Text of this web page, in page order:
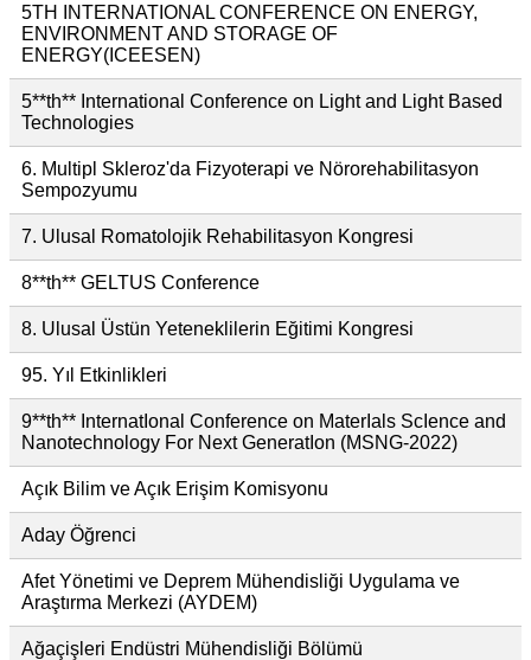
5TH INTERNATIONAL CONFERENCE ON ENERGY,
ENVIRONMENT AND STORAGE OF
ENERGY(ICEESEN)
5**th** International Conference on Light and Light Based
Technologies
6. Multipl Skleroz'da Fizyoterapi ve Nörorehabilitasyon
Sempozyumu
7. Ulusal Romatolojik Rehabilitasyon Kongresi
8**th** GELTUS Conference
8. Ulusal Üstün Yeteneklilerin Eğitimi Kongresi
95. Yıl Etkinlikleri
9**th** InternatIonal Conference on MaterIals ScIence and
Nanotechnology For Next GeneratIon (MSNG-2022)
Açık Bilim ve Açık Erişim Komisyonu
Aday Öğrenci
Afet Yönetimi ve Deprem Mühendisliği Uygulama ve
Araştırma Merkezi (AYDEM)
Ağaçişleri Endüstri Mühendisliği Bölümü